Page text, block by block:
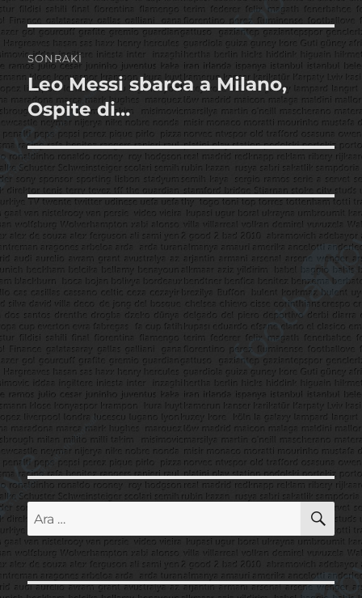
SONRAKI
Sonraki
yazı:
Leo Messi sbarca a Milano,
Ospite di…
Ara: